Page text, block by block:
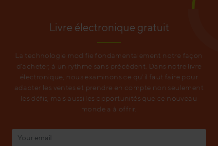
Livre électronique gratuit
La technologie modifie fondamentalement notre façon
d'acheter, à un rythme sans précédent. Dans notre livre
électronique, nous examinons ce qu'il faut faire pour
adapter les ventes et prendre en compte non seulement
les défis, mais aussi les opportunités que ce nouveau
monde a à offrir.